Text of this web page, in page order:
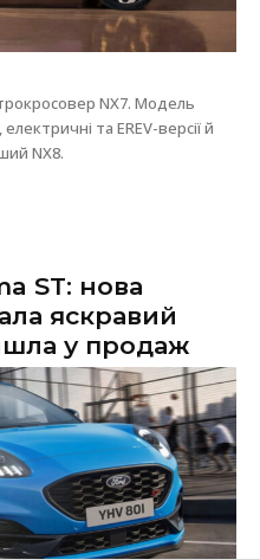
NX7. Модель
та EREV-версії й
NX8.
ST: нова
яскравий
у продаж